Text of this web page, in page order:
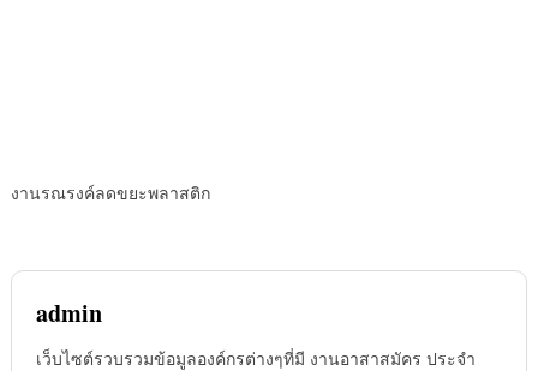
งานรณรงค์ลดขยะพลาสติก
admin
เว็บไซต์รวบรวมข้อมูลองค์กรต่างๆที่มี งานอาสาสมัคร ประจำ